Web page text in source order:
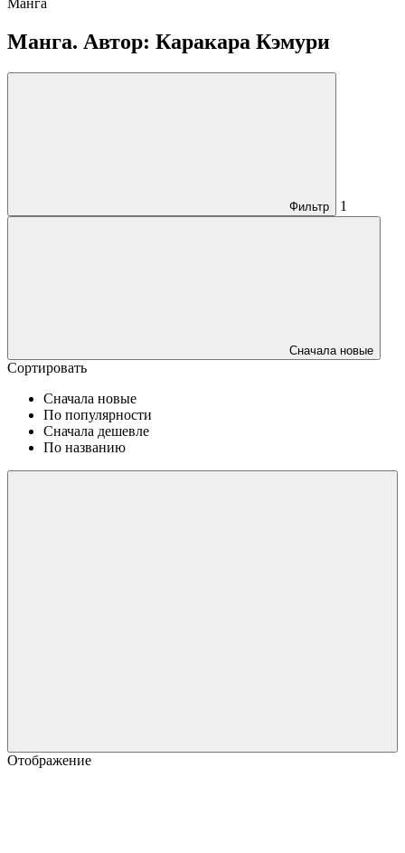
Манга
Манга. Автор: Каракара Кэмури
Фильтр 1
Сначала новые
Сортировать
Сначала новые
По популярности
Сначала дешевле
По названию
Отображение